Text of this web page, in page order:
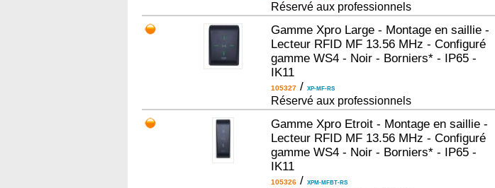
Réservé aux professionnels
Gamme Xpro Large - Montage en saillie -
Lecteur RFID MF 13.56 MHz - Configuré
gamme WS4 - Noir - Borniers* - IP65 -
IK11
105327/ XP-MF-RS
Réservé aux professionnels
Gamme Xpro Etroit - Montage en saillie -
Lecteur RFID MF 13.56 MHz - Configuré
gamme WS4 - Noir - Borniers* - IP65 -
IK11
105326/ XPM-MFBT-RS